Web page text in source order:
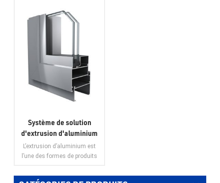
Système de solution
d'extrusion d'aluminium
pour fenêtres et portes à
battants en aluminium
L’extrusion d’aluminium est
l’une des formes de produits
populaires. Les produits en